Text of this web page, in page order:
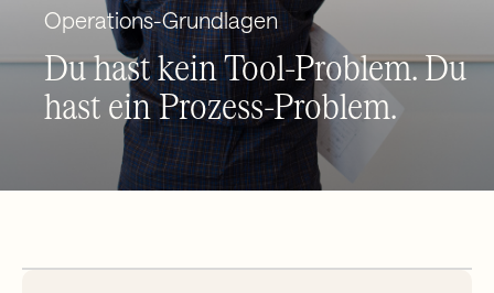
Operations-Grundlagen
Du hast kein Tool-Problem. Du
hast ein Prozess-Problem.